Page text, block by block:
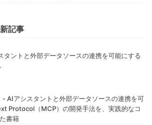
記事
タントと外部データソースの連携を可能にする